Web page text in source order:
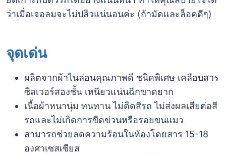
ว่าเมื่อเจอลมจะไม่ปลิวแน่นอนค่ะ (ถ้ามัดและล็อคดีๆ)
จุดเด่น
ผลิตจากผ้าไนล่อนคุณภาพดี ชนิดพิเศษ เคลือบสาร
ซิลเวอร์สองชั้น เหนียวแน่นฉีกขาดยาก
เนื้อผ้าหนานุ่ม ทนทาน ไม่ติดสีรถ ไม่ส่งผลเสียต่อสี
รถและไม่เกิดการขีดข่วนหรือรอยขนแมว
สามารถช่วยลดความร้อนในห้องโดยสาร 15-18
องศาเซสเซียส